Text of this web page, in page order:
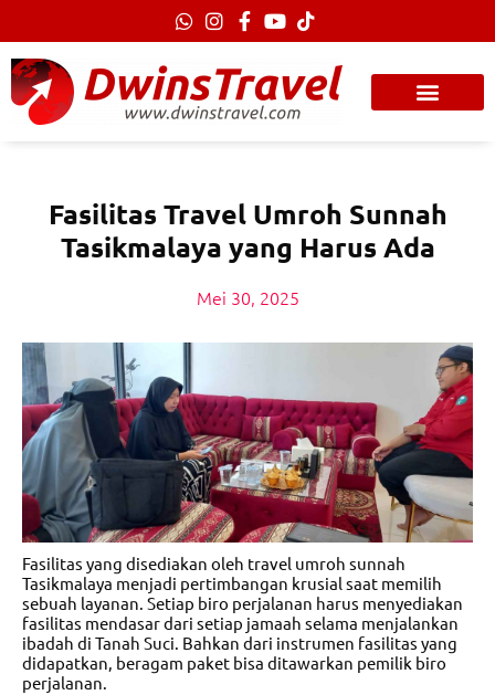
konten
Fasilitas Travel Umroh Sunnah
Tasikmalaya yang Harus Ada
Mei 30, 2025
Fasilitas yang disediakan oleh travel umroh sunnah
Tasikmalaya menjadi pertimbangan krusial saat memilih
sebuah layanan. Setiap biro perjalanan harus menyediakan
fasilitas mendasar dari setiap jamaah selama menjalankan
ibadah di Tanah Suci. Bahkan dari instrumen fasilitas yang
didapatkan, beragam paket bisa ditawarkan pemilik biro
perjalanan.